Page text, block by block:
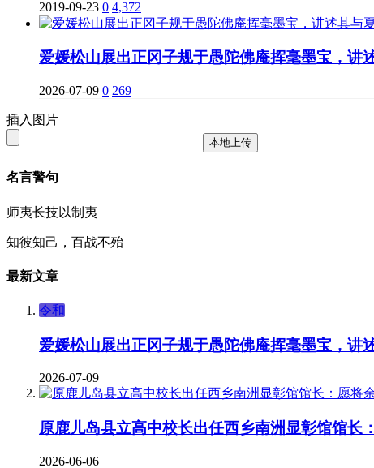
2019-09-23 0 4,372
爱媛松山展出正冈子规于愚陀佛庵挥毫墨宝，讲
2026-07-09 0 269
插入图片
本地上传
名言警句
师夷长技以制夷
知彼知己，百战不殆
最新文章
令和
爱媛松山展出正冈子规于愚陀佛庵挥毫墨宝，讲
2026-07-09
原鹿儿岛县立高中校长出任西乡南洲显彰馆馆长
2026-06-06